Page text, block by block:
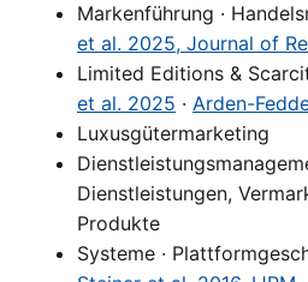
Markenführung ·
et al. 2025, Journal of
Limited Editions &
et al. 2025 · Arden-
Luxusgütermarketing
Dienstleistungen,
Produkte
Systeme ·